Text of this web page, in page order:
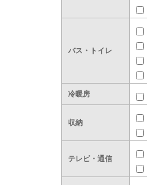
バス・トイレ
冷暖房
収納
テレビ・通信